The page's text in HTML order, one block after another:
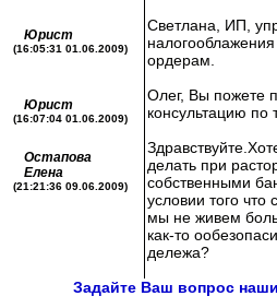
Юрист
(16:05:31 01.06.2009)
Светлана, ИП,
ордерам.
Юрист
(16:07:04 01.06.2009)
Олег, Вы пожете
консультацию по
Остапова
Елена
(21:21:36 09.06.2009)
делать при
собственными
условии того что
мы не живем
как-то
дележа?
Задайте Ваш вопрос